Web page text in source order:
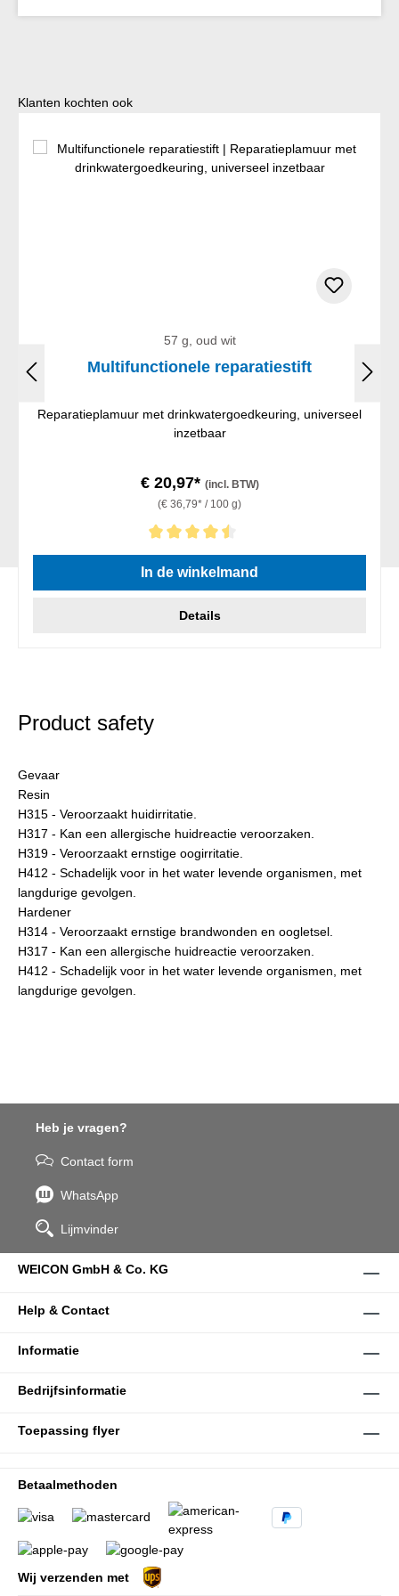
Productgalerij overslaan
Klanten kochten ook
57 g, oud wit
Multifunctionele reparatiestift
Reparatieplamuur met drinkwatergoedkeuring, universeel
inzetbaar
€ 20,97* (incl. BTW)
(€ 36,79* / 100 g)
Gemiddelde waardering van 4.5 van 5 sterren
In de winkelmand
Details
Product safety
Gevaar
Resin
H315 - Veroorzaakt huidirritatie.
H317 - Kan een allergische huidreactie veroorzaken.
H319 - Veroorzaakt ernstige oogirritatie.
H412 - Schadelijk voor in het water levende organismen, met
langdurige gevolgen.
Hardener
H314 - Veroorzaakt ernstige brandwonden en oogletsel.
H317 - Kan een allergische huidreactie veroorzaken.
H412 - Schadelijk voor in het water levende organismen, met
langdurige gevolgen.
Heb je vragen?
Contact form
WhatsApp
Lijmvinder
WEICON GmbH & Co. KG
Help & Contact
Informatie
Bedrijfsinformatie
Toepassing flyer
Betaalmethoden
Wij verzenden met